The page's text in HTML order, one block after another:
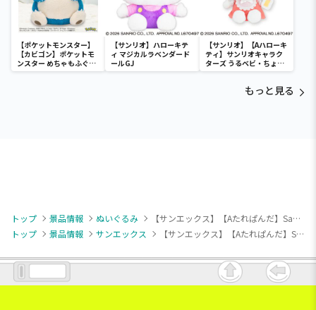
【ポケットモンスター】
【カビゴン】ポケットモ
ンスター めちゃもふぐっ
と ほっこりいやされぬい
【サンリオ】ハローキテ
ィ マジカルラベンダード
ールGJ
【サンリオ】【Aハローキ
ティ】サンリオキャラク
ターズ うるベビ・ちょい
デカドール
もっと見る
トップ 景品情報 ぬいぐるみ
【サンエックス】【Aたれぱんだ】San-X オールスターズ ふわふわぬいぐるみBIG
トップ
景品情報 サンエックス 【サンエックス】【Aたれぱんだ】San-X オールスターズ ふわふわぬいぐるみBIG